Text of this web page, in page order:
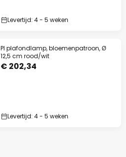
Levertijd: 4 - 5 weken
PI plafondlamp, bloemenpatroon, Ø
12,5 cm rood/wit
€ 202,34
Levertijd: 4 - 5 weken